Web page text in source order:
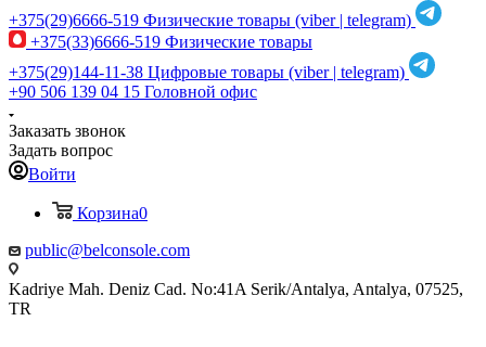
+375(29)6666-519 Физические товары (viber | telegram)
+375(33)6666-519 Физические товары
+375(29)144-11-38 Цифровые товары (viber | telegram)
+90 506 139 04 15 Головной офис
Заказать звонок
Задать вопрос
Войти
Корзина0
public@belconsole.com
Kadriye Mah. Deniz Cad. No:41A Serik/Antalya, Antalya, 07525,
TR